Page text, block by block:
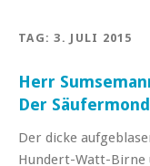
TAG:3. JULI 2015
Herr
Der
Der dicke
Hundert-Watt-Birne